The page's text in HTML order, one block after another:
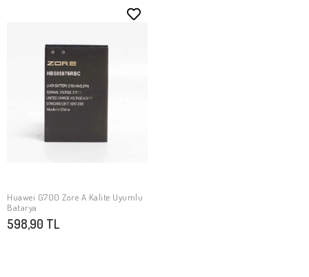
SEPETE EKLE
Huawei G700 Zore A Kalite Uyumlu
Batarya
598,90 TL